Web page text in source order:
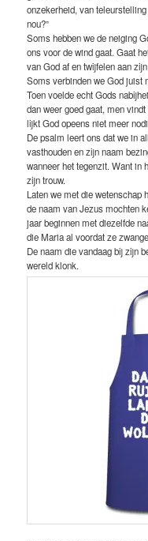
onzekerheid, van
nou?”
Soms hebben we de neiging
ons voor de wind gaat. Gaat
van God af en twijfelen aan
Soms verbinden we God juist
Toen voelde echt Gods
dan weer goed gaat, men
lijkt God opeens niet meer
De psalm leert ons dat we in
vasthouden en zijn naam
wanneer het tegenzit. Want in
zijn trouw.
Laten we met die wetenschap
de naam van Jezus mochten
jaar beginnen met diezelfde
die Maria al voordat ze
De naam die vandaag bij zijn
wereld klonk.